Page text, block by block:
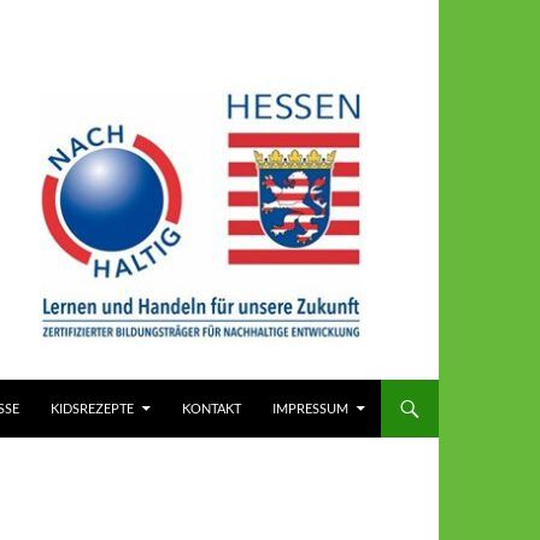
KIDSREZEPTE KONTAKT IMPRESSUM